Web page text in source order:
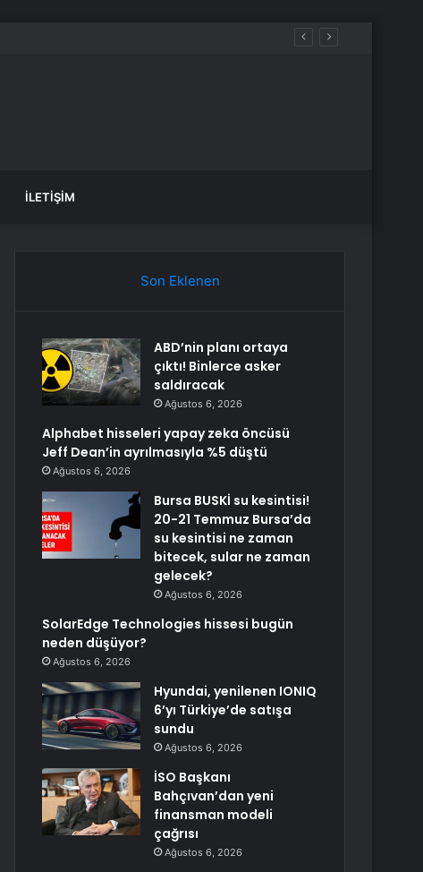
İLETIŞIM
Son Eklenen
ABD’nin planı ortaya
çıktı! Binlerce asker
saldıracak
Ağustos 6, 2026
Alphabet hisseleri yapay zeka öncüsü
Jeff Dean’in ayrılmasıyla %5 düştü
Ağustos 6, 2026
Bursa BUSKİ su kesintisi!
20-21 Temmuz Bursa’da
su kesintisi ne zaman
bitecek, sular ne zaman
gelecek?
Ağustos 6, 2026
SolarEdge Technologies hissesi bugün
neden düşüyor?
Ağustos 6, 2026
Hyundai, yenilenen IONIQ
6’yı Türkiye’de satışa
sundu
Ağustos 6, 2026
İSO Başkanı
Bahçıvan’dan yeni
finansman modeli
çağrısı
Ağustos 6, 2026